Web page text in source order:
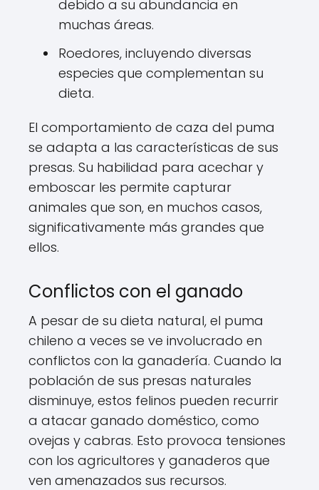
debido a su abundancia en
muchas áreas.
Roedores, incluyendo diversas
especies que complementan su
dieta.
El comportamiento de caza del puma
se adapta a las características de sus
presas. Su habilidad para acechar y
emboscar les permite capturar
animales que son, en muchos casos,
significativamente más grandes que
ellos.
Conflictos con el ganado
A pesar de su dieta natural, el puma
chileno a veces se ve involucrado en
conflictos con la ganadería. Cuando la
población de sus presas naturales
disminuye, estos felinos pueden recurrir
a atacar ganado doméstico, como
ovejas y cabras. Esto provoca tensiones
con los agricultores y ganaderos que
ven amenazados sus recursos.